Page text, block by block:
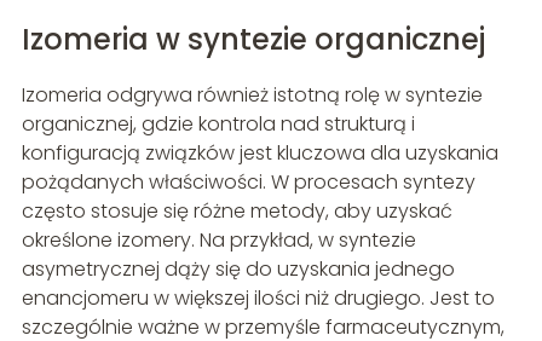
Izomeria w syntezie organicznej
Izomeria odgrywa również istotną rolę w syntezie
organicznej, gdzie kontrola nad strukturą i
konfiguracją związków jest kluczowa dla uzyskania
pożądanych właściwości. W procesach syntezy
często stosuje się różne metody, aby uzyskać
określone izomery. Na przykład, w syntezie
asymetrycznej dąży się do uzyskania jednego
enancjomeru w większej ilości niż drugiego. Jest to
szczególnie ważne w przemyśle farmaceutycznym,